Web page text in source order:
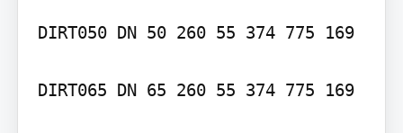
DIRT050 DN 50 260 55 374 775 169
DIRT065 DN 65 260 55 374 775 169